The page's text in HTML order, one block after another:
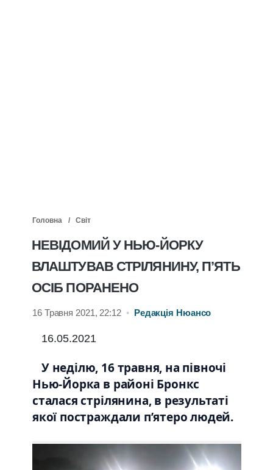
Головна Світ
НЕВІДОМИЙ У НЬЮ-ЙОРКУ
ВЛАШТУВАВ СТРІЛЯНИНУ, П’ЯТЬ
ОСІБ ПОРАНЕНО
16 Травня 2021, 22:12 • Редакція Нюансо
16.05.2021
У неділю, 16 травня, на півночі
Нью-Йорка в районі Бронкс
сталася стрілянина, в результаті
якої постраждали п’ятеро людей.